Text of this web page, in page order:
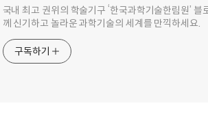
국내 최고 권위의 학술기구 ‘한국과학기술한림원’
께 신기하고 놀라운 과학기술의 세계를 만끽하세요.
구독하기